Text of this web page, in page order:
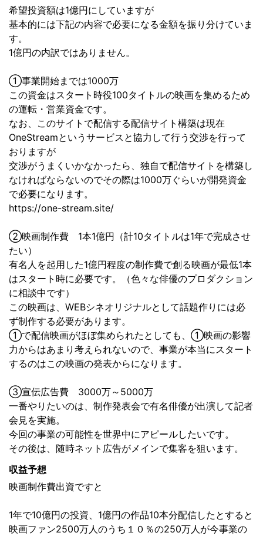
希望投資額は1億円にしていますが
基本的には下記の内容で必要になる金額を振り分けていま
す。
1億円の内訳ではありません。
①事業開始までは1000万
この資金はスタート時役100タイトルの映画を集めるため
の運転・営業資金です。
なお、このサイトで配信する配信サイト構築は現在
OneStreamというサービスと協力して行う交渉を行って
おりますが
交渉がうまくいかなかったら、独自で配信サイトを構築し
なければならないのでその際は1000万ぐらいが開発資金
で必要になります。
https://one-stream.site/
②映画制作費 1本1億円（計10タイトルは1年で完成させ
たい）
有名人を起用した1億円程度の制作費で創る映画が最低1本
はスタート時に必要です。（色々な俳優のプロダクション
に相談中です）
この映画は、WEBシネオリジナルとして話題作りには必
ず制作する必要があります。
①で配信映画がほぼ集められたとしても、①映画の影響
力からはあまり考えられないので、事業が本当にスタート
するのはこの映画の発表からになります。
③宣伝広告費 3000万～5000万
一番やりたいのは、制作発表会で有名俳優が出演して記者
会見を実施。
今回の事業の可能性を世界中にアピールしたいです。
その後は、随時ネット広告がメインで集客を狙います。
収益予想
映画制作費出資ですと
1年で10億円の投資、1億円の作品10本分配信したとすると
映画ファン2500万人のうち１０％の250万人が今事業の